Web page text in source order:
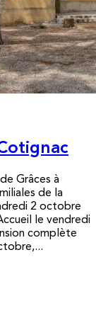
Grâces à
de la
2 octobre
le vendredi
complète